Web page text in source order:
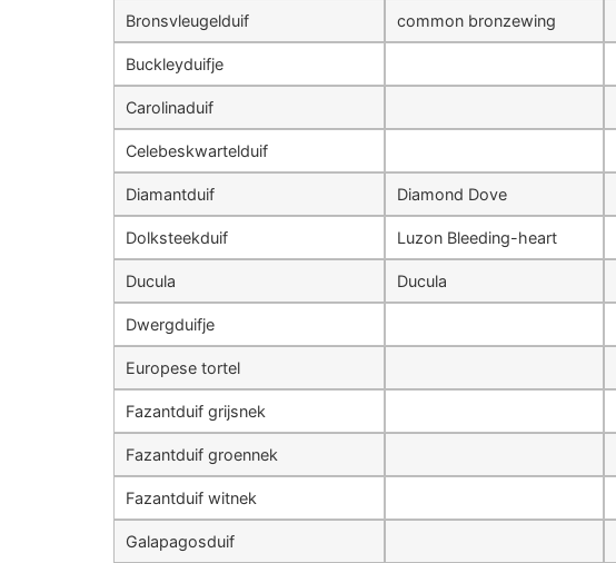
Bronsvleugelduif common bronzewing
Buckleyduifje
Carolinaduif
Celebeskwartelduif
Diamantduif Diamond Dove
Dolksteekduif Luzon Bleeding-heart
Ducula Ducula
Dwergduifje
Europese tortel
Fazantduif grijsnek
Fazantduif groennek
Fazantduif witnek
Galapagosduif